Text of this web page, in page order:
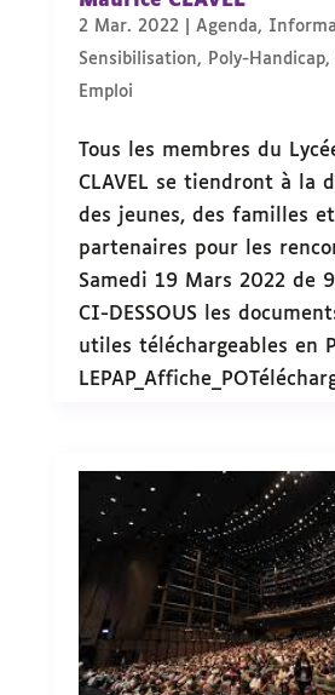
2 Mar. 2022 Agenda,
Sensibilisation, Poly-Handicap,
Emploi
Tous les membres du
CLAVEL se tiendront à la
des jeunes, des familles
partenaires pour les
Samedi 19 Mars 2022 de
CI-DESSOUS les
utiles téléchargeables en